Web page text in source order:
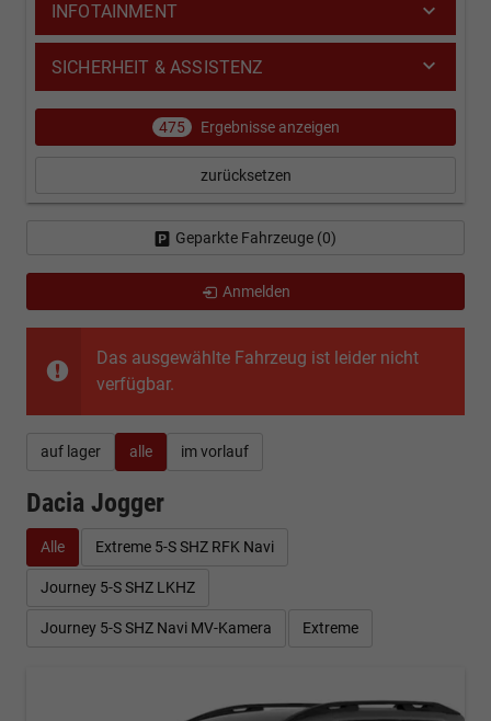
Das ausgewählte Fahrzeug ist leider nicht
verfügbar.
auf lager alle im vorlauf
Dacia Jogger
Alle Extreme 5-S SHZ RFK Navi
Journey 5-S SHZ LKHZ
Journey 5-S SHZ Navi MV-Kamera Extreme
INFOTAINMENT
SICHERHEIT & ASSISTENZ
475 Ergebnisse anzeigen
zurücksetzen
Geparkte Fahrzeuge (0)
Anmelden